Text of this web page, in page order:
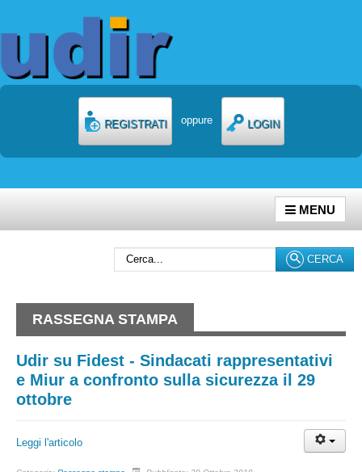
REGISTRATI oppure LOGIN
MENU
CERCA
RASSEGNA STAMPA
Udir su Fidest - Sindacati rappresentativi
e Miur a confronto sulla sicurezza il 29
ottobre
Leggi l'articolo